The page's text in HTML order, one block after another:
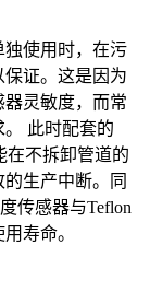
使用时，在污
证。这是因为
灵敏度，而常
此时配套的
不拆卸管道的
生产中断。同
传感器与Teflon
寿命。